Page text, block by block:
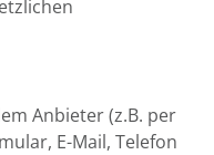
Anbieter (z.B. per
E-Mail, Telefon